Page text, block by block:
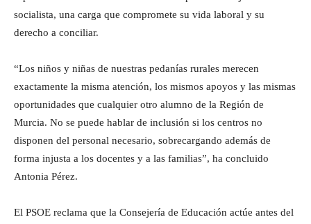
socialista, una carga que compromete su vida laboral y su
derecho a conciliar.
“Los niños y niñas de nuestras pedanías rurales merecen
exactamente la misma atención, los mismos apoyos y las mismas
oportunidades que cualquier otro alumno de la Región de
Murcia. No se puede hablar de inclusión si los centros no
disponen del personal necesario, sobrecargando además de
forma injusta a los docentes y a las familias”, ha concluido
Antonia Pérez.
El PSOE reclama que la Consejería de Educación actúe antes del